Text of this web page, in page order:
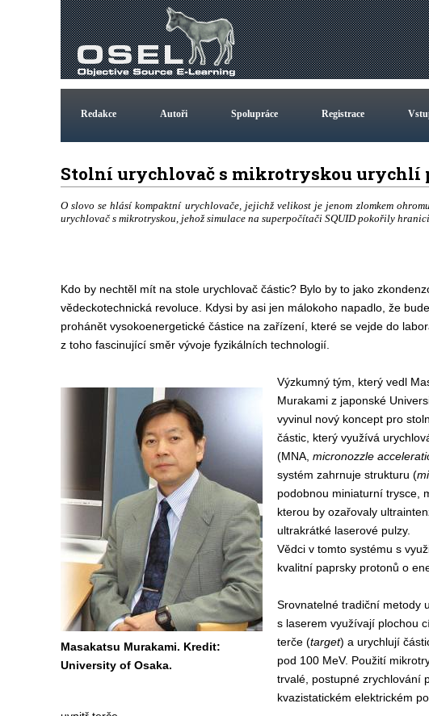
Redakce Autoři Spolupráce Registrace
Stolní urychlovač s mikrotryskou urychlí
O slovo se hlásí kompaktní urychlovače, jejichž velikost je jenom zlomkem
urychlovač s mikrotryskou, jehož simulace na superpočítači SQUID pokořily
Kdo by nechtěl mít na stole urychlovač částic? Bylo by to jako
vědeckotechnická revoluce. Kdysi by asi jen málokoho napadlo, že
prohánět vysokoenergetické částice na zařízení, které se vejde do
z toho fascinující směr vývoje fyzikálních technologií.
Masakatsu Murakami. Kredit:
University of Osaka.
Výzkumný tým, který vedl
Murakami z japonské
vyvinul nový koncept pro
částic, který využívá
(MNA, micronozzle
systém zahrnuje strukturu (
podobnou miniaturní trysce,
kterou by ozařovaly
ultrakrátké laserové pulzy.
Vědci v tomto systému s
kvalitní paprsky protonů o
Srovnatelné tradiční metody
s laserem využívají plochou
terče (target) a urychlují
pod 100 MeV. Použití
trvalé, postupné zrychlování
kvazistatickém elektrickém